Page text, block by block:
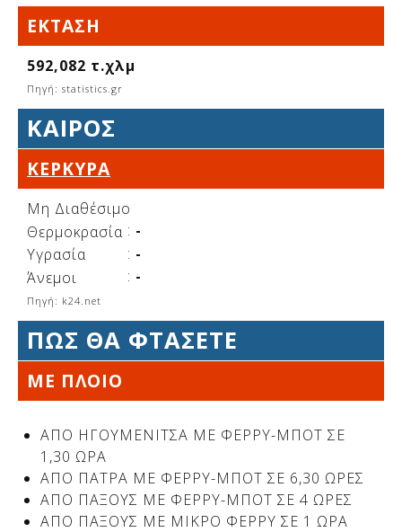
Δείτε μας:
Δείτε μας:
Δείτε μας:
Δείτε μας:
Δείτε μας:
Δείτε μας:
Δείτε μας:
Δείτε μας:
Δείτε μας:
Δείτε μας:
Δείτε μας:
Δείτε μας:
ΈΚΤΑΣΗ
592,082 τ.χλμ
Πηγή: statistics.gr
ΚΑΙΡΌΣ
ΚΈΡΚΥΡΑ
Μη Διαθέσιμο
Θερμοκρασία : -
Υγρασία
: -
Άνεμοι
: -
Πηγή: k24.net
ΠΩΣ ΘΑ ΦΤΑΣΕΤΕ
ΜΕ ΠΛΟΙΟ
ΑΠΟ ΗΓΟΥΜΕΝΙΤΣΑ ΜΕ ΦΕΡΡΥ-ΜΠΟΤ ΣΕ
1,30 ΩΡΑ
ΑΠΟ ΠΑΤΡΑ ΜΕ ΦΕΡΡΥ-ΜΠΟΤ ΣΕ 6,30 ΩΡΕΣ
ΑΠΟ ΠΑΞΟΥΣ ΜΕ ΦΕΡΡΥ-ΜΠΟΤ ΣΕ 4 ΩΡΕΣ
ΑΠΟ ΠΑΞΟΥΣ ΜΕ ΜΙΚΡΟ ΦΕΡΡΥ ΣΕ 1 ΩΡΑ